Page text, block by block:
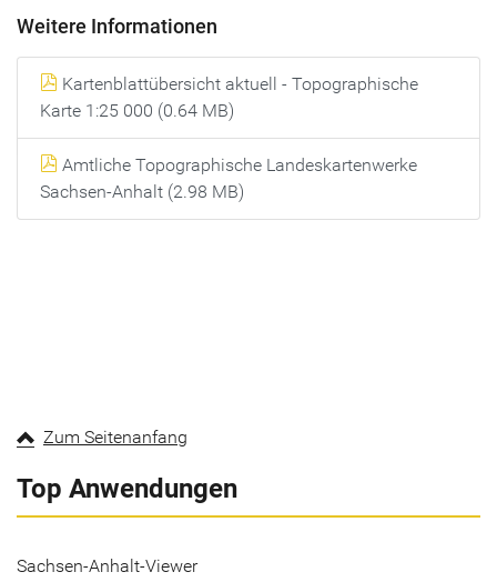
Weitere Informationen
Kartenblattübersicht aktuell - Topographische
Karte 1:25 000 (0.64 MB)
Amtliche Topographische Landeskartenwerke
Sachsen-Anhalt (2.98 MB)
Zum Seitenanfang
Top Anwendungen
Sachsen-Anhalt-Viewer